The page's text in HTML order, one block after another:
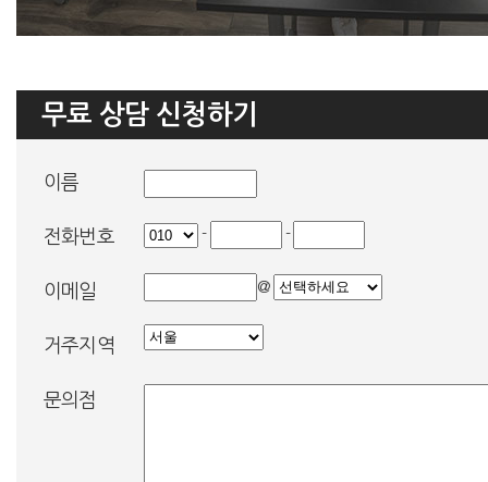
무료 상담 신청하기
- -
@
이름
전화번호
이메일
거주지역
문의점